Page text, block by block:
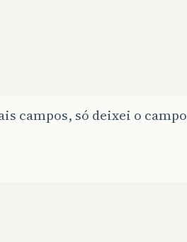
campos, só deixei o campo